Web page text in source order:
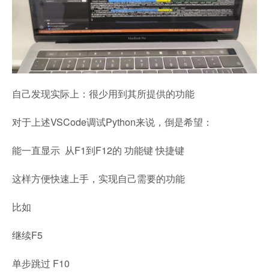
自己发现实际上：很少用到其所提供的功能
对于上述VSCode调试Python来说，倒是希望：
能一直显示 从F1到F12的 功能键 快捷键
这样方便快速上手，实现自己需要的功能
比如
继续F5
单步跳过 F10